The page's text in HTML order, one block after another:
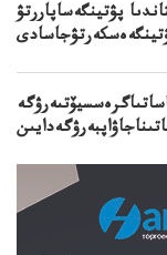
پۋتينگەساپاررتۋ